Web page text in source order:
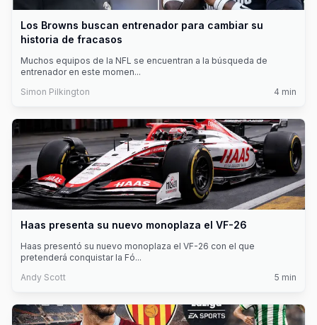
Los Browns buscan entrenador para cambiar su
historia de fracasos
Muchos equipos de la NFL se encuentran a la búsqueda de
entrenador en este momen...
Simon Pilkington
4 min
Haas presenta su nuevo monoplaza el VF-26
Haas presentó su nuevo monoplaza el VF-26 con el que
pretenderá conquistar la Fó...
Andy Scott
5 min